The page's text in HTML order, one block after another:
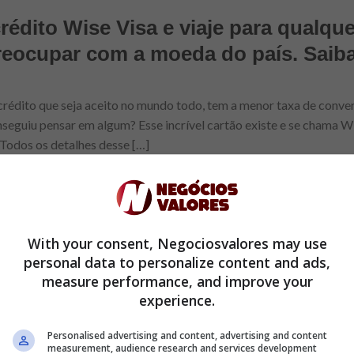
Wise Visa e viaje para
com a moeda do país.
que seja aceito no mundo todo, tem a menor taxa de
pensar em algum? Esse incrível cartão existe e se chama
os detalhes desse […]
peça seu dinheiro sem sair de
Veja como pedir agora!
With your consent, Negociosvalores may use
personal data to personalize content and ads,
measure performance, and improve your
experience.
Personalised advertising and content, advertising and content
measurement, audience research and services development